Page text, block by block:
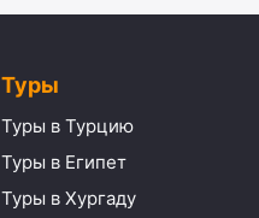
Туры
Туры в Турцию
Туры в Египет
Туры в Хургаду